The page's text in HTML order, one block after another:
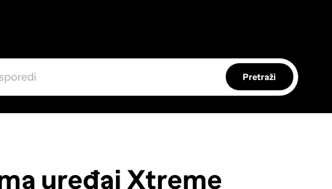
Pretraži
uređaj Xtreme